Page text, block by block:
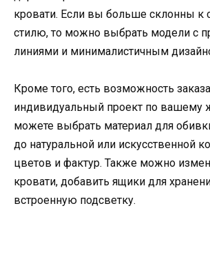
кровати. Если вы больше склонны к
стилю, то можно выбрать модели с
линиями и минималистичным
Кроме того, есть возможность
индивидуальный проект по вашему
можете выбрать материал для
до натуральной или искусственной
цветов и фактур. Также можно
кровати, добавить ящики для
встроенную подсветку.